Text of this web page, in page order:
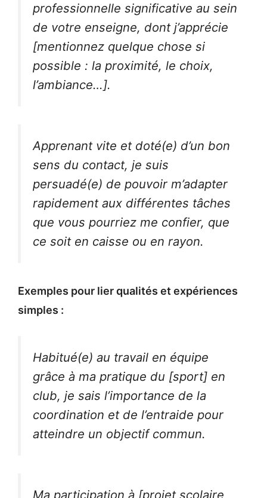
professionnelle significative au sein
de votre enseigne, dont j’apprécie
[mentionnez quelque chose si
possible : la proximité, le choix,
l’ambiance…].
Apprenant vite et doté(e) d’un bon
sens du contact, je suis
persuadé(e) de pouvoir m’adapter
rapidement aux différentes tâches
que vous pourriez me confier, que
ce soit en caisse ou en rayon.
Exemples pour lier qualités et expériences
simples :
Habitué(e) au travail en équipe
grâce à ma pratique du [sport] en
club, je sais l’importance de la
coordination et de l’entraide pour
atteindre un objectif commun.
Ma participation à [projet scolaire